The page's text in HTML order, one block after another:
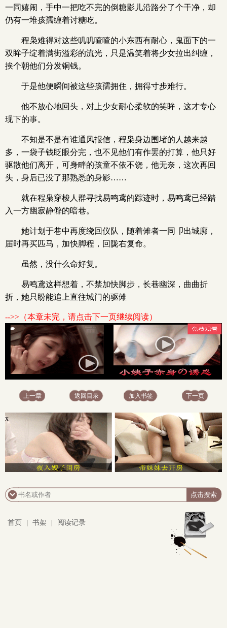
一同嬉闹，手中一把吃不完的倒糖影儿沿路分了个干净，却
仍有一堆孩孺缠着讨糖吃。
程枭难得对这些叽叽喳喳的小东西有耐心，鬼面下的一
双眸子绽着满街溢彩的流光，只是温笑着将少女拉出纠缠，
挨个朝他们分发铜钱。
于是他便瞬间被这些孩孺拥住，拥得寸步难行。
他不放心地回头，对上少女耐心柔软的笑眸，这才专心
现下的事。
不知是不是有谁通风报信，程枭身边围堵的人越来越
多，一袋子钱眨眼分完，也不见他们有作罢的打算，他只好
驱散他们离开，可身畔的孩童不依不饶，他无奈，这次再回
头，身后已没了那熟悉的身影……
就在程枭穿梭人群寻找易鸣鸢的踪迹时，易鸣鸢已经踏
入一方幽寂静僻的暗巷。
她计划于巷中再度绕回仪队，随着傩者一同卩出城廓，
届时再买匹马，加快脚程，回陇右复命。
虽然，没什么命好复。
易鸣鸢这样想着，不禁加快脚步，长巷幽深，曲曲折
折，她只盼能追上直往城门的驱傩
-->>（本章未完，请点击下一页继续阅读）
上一章 返回目录 加入书签 下一页
x
首页 书架 阅读记录